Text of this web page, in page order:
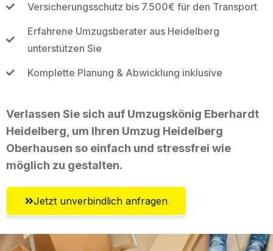
Versicherungsschutz bis 7.500€ für den Transport
Erfahrene Umzugsberater aus Heidelberg
unterstützen Sie
Komplette Planung & Abwicklung inklusive
Verlassen Sie sich auf Umzugskönig Eberhardt
Heidelberg, um Ihren Umzug Heidelberg
Oberhausen so einfach und stressfrei wie
möglich zu gestalten.
Jetzt unverbindlich anfragen